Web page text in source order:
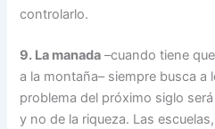
controlarlo.
9. La manada –cuando tiene
a la montaña– siempre busca a
problema del próximo siglo
y no de la riqueza. Las